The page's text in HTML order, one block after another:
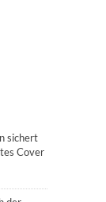
sichert
Cover